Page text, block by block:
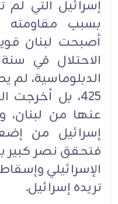
إسرائيل التي
بسبب
أصبحت لبنان
الدبلوماسية، لم
425، بل
عنها من لبنان،
فتحقق نصر
الإسرائيلي
تريده إسرائيل.